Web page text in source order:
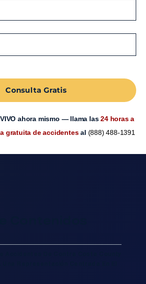
Consulta Gratis
ahora mismo — llama las24 horas a
gratuita de accidentesal (888) 488-1391